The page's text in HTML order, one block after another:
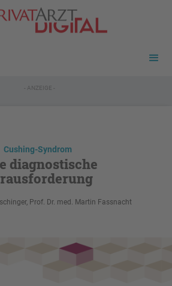
- ANZEIGE -
Cushing-Syndrom
diagnostische
Prof. Dr. med. Martin Fassnacht